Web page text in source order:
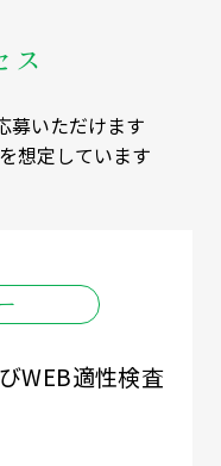
ス
募いただけます
想定しています
WEB適性検査